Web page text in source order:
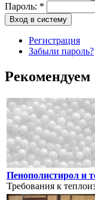
Пароль: *
Регистрация
Забыли пароль?
Рекомендуем
Пенополистирол и
Требования к